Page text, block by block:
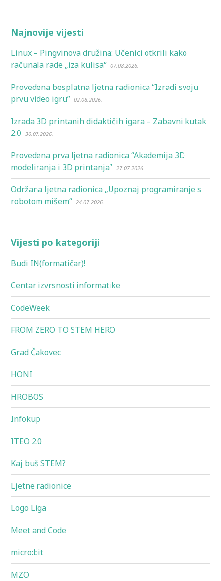
Najnovije vijesti
Linux – Pingvinova družina: Učenici otkrili kako
računala rade „iza kulisa“ 07.08.2026.
Provedena besplatna ljetna radionica “Izradi svoju
prvu video igru” 02.08.2026.
Izrada 3D printanih didaktičih igara – Zabavni kutak
2.0
30.07.2026.
Provedena prva ljetna radionica “Akademija 3D
modeliranja i 3D printanja” 27.07.2026.
Održana ljetna radionica „Upoznaj programiranje s
robotom mišem“ 24.07.2026.
Vijesti po kategoriji
Budi IN(formatičar)!
Centar izvrsnosti informatike
CodeWeek
FROM ZERO TO STEM HERO
Grad Čakovec
HONI
HROBOS
Infokup
ITEO 2.0
Kaj buš STEM?
Ljetne radionice
Logo Liga
Meet and Code
micro:bit
MZO